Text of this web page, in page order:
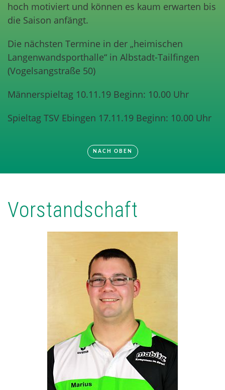
hoch motiviert und können es kaum erwarten bis
die Saison anfängt.
Die nächsten Termine in der „heimischen
Langenwandsporthalle“ in Albstadt-Tailfingen
(Vogelsangstraße 50)
Männerspieltag 10.11.19 Beginn: 10.00 Uhr
Spieltag TSV Ebingen 17.11.19 Beginn: 10.00 Uhr
NACH OBEN
Vorstandschaft